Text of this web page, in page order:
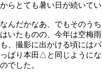
からとても暑い日が続いてい
なんだかなあ、でもそのう
はいたものの、今年は空梅
も、撮影に出かける頃には
っぱり本田△と同じように
のでした。